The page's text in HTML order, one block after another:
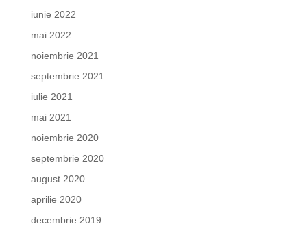
iunie 2022
mai 2022
noiembrie 2021
septembrie 2021
iulie 2021
mai 2021
noiembrie 2020
septembrie 2020
august 2020
aprilie 2020
decembrie 2019